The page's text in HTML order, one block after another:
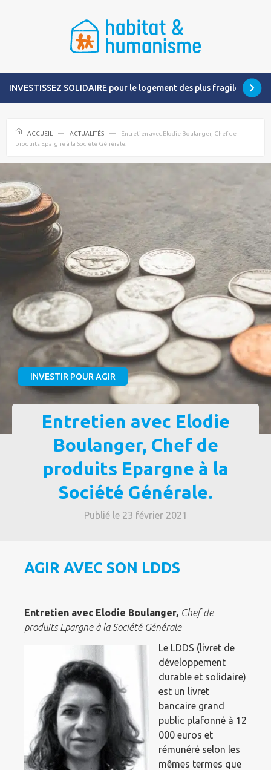
INVESTISSEZ SOLIDAIRE pour le logement des plus fragiles
ACCUEIL ACTUALITÉS
Entretien avec Elodie Boulanger, Chef de
produits Epargne à la Société Générale.
INVESTIR POUR AGIR
Entretien avec Elodie
Boulanger, Chef de
produits Epargne à la
Société Générale.
Publié le 23 février 2021
AGIR AVEC SON LDDS
Entretien avec Elodie Boulanger, Chef de
produits Epargne à la Société Générale
Le LDDS (livret de
développement
durable et solidaire)
est un livret
bancaire grand
public plafonné à 12
000 euros et
rémunéré selon les
mêmes termes que